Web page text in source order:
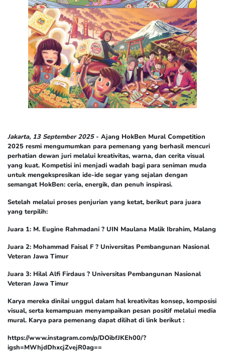
Jakarta, 13 September 2025- Ajang HokBen Mural Competition
2025 resmi mengumumkan para pemenang yang berhasil mencuri
perhatian dewan juri melalui kreativitas, warna, dan cerita visual
yang kuat. Kompetisi ini menjadi wadah bagi para seniman muda
untuk mengekspresikan ide-ide segar yang sejalan dengan
semangat HokBen: ceria, energik, dan penuh inspirasi.
Setelah melalui proses penjurian yang ketat, berikut para juara
yang terpilih:
Juara 1: M. Eugine Rahmadani ? UIN Maulana Malik Ibrahim, Malang
Juara 2: Mohammad Faisal F ? Universitas Pembangunan Nasional
Veteran Jawa Timur
Juara 3: Hilal Alfi Firdaus ? Universitas Pembangunan Nasional
Veteran Jawa Timur
Karya mereka dinilai unggul dalam hal kreativitas konsep, komposisi
visual, serta kemampuan menyampaikan pesan positif melalui media
mural. Karya para pemenang dapat dilihat di link berikut :
https://www.instagram.com/p/DOibfJKEh00/?
igsh=MWhjdDhxcjZvejR0ag==